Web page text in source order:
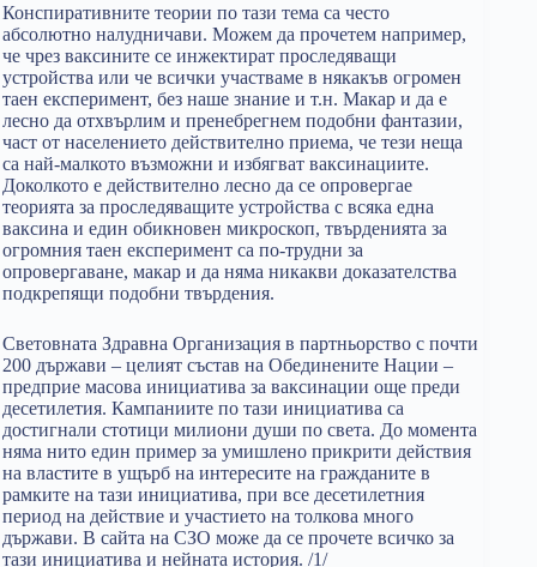
Конспиративните теории по тази тема са често
абсолютно налудничави. Можем да прочетем например,
че чрез ваксините се инжектират проследяващи
устройства или че всички участваме в някакъв огромен
таен експеримент, без наше знание и т.н. Макар и да е
лесно да отхвърлим и пренебрегнем подобни фантазии,
част от населението действително приема, че тези неща
са най-малкото възможни и избягват ваксинациите.
Доколкото е действително лесно да се опровергае
теорията за проследяващите устройства с всяка една
ваксина и един обикновен микроскоп, твърденията за
огромния таен експеримент са по-трудни за
опровергаване, макар и да няма никакви доказателства
подкрепящи подобни твърдения.
Световната Здравна Организация в партньорство с почти
200 държави – целият състав на Обединените Нации –
предприе масова инициатива за ваксинации още преди
десетилетия. Кампаниите по тази инициатива са
достигнали стотици милиони души по света. До момента
няма нито един пример за умишлено прикрити действия
на властите в ущърб на интересите на гражданите в
рамките на тази инициатива, при все десетилетния
период на действие и участието на толкова много
държави. В сайта на СЗО може да се прочете всичко за
тази инициатива и нейната история. /1/